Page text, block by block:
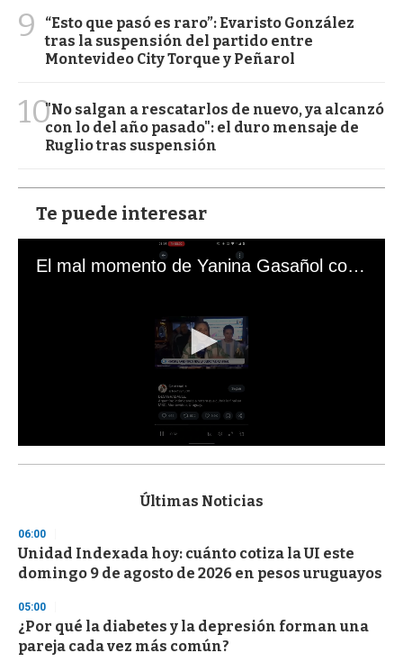
9
“Esto que pasó es raro”: Evaristo González
tras la suspensión del partido entre
Montevideo City Torque y Peñarol
10"No salgan a rescatarlos de nuevo, ya alcanzó
con lo del año pasado": el duro mensaje de
Ruglio tras suspensión
Te puede interesar
El mal momento de Yanina Gasañol con un hincha argentino en "Subrayado"
s
d
s
o
f
3
s
e
c
Últimas Noticias
06:00
Unidad Indexada hoy: cuánto cotiza la UI este
domingo 9 de agosto de 2026 en pesos uruguayos
05:00
¿Por qué la diabetes y la depresión forman una
pareja cada vez más común?